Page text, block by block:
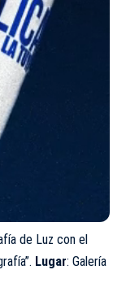
de Luz con el
Lugar: Galería